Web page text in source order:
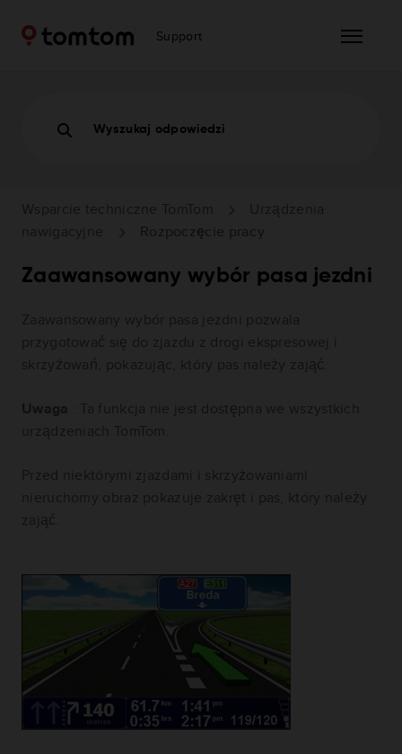
Support
Wyszukaj odpowiedzi
Zaawansowany wybór pasa jezdni